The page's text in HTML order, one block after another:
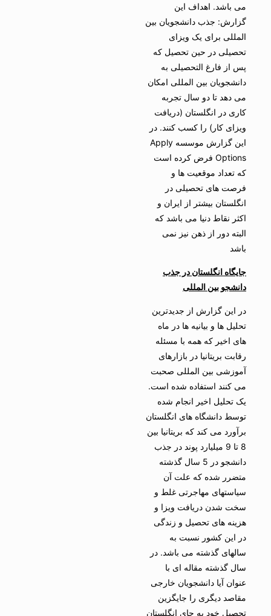
می باشد. اهداف این
گزارش: جذب دانشجویان بین
المللی برای یک ویزای
تحصیلی در حین تحصیل که
پس از فارغ التحصیلی به
دانشجویان بین المللی امکان
می دهد تا دو سال تجربه
کاری در انگلستان (دریافت
ویزای کار) را کسب کنند. در
این گزارش موسسه Apply
Options فرض کرده است
که تعداد موقعیت ها و
فرصت های تحصیلی در
انگلستان بیشتر از ایران و
اکثر نقاط دنیا می باشد که
البته دور از ذهن نیز نمی
باشد
جایگاه انگلستان در جذب
دانشجو بین المللی
در این گزارش از جدیدترین
تحلیل ها و بیانیه ها در ماه
های اخیر که همه با مسئله
رقابت بریتانیا در بازارهای
آموزشی بین المللی صحبت
می کنند استفاده شده است.
یک تحلیل اخیر انجام شده
توسط دانشگاه های انگلستان
برآورد می کند که بریتانیا بین
8 تا 9 میلیارد پوند در جذب
دانشجو در 5 سال گذشته
متضرر شده که علت آن
سیاستهای مهاجرتی غلط و
سخت شدن دریافت ویزا و
هزینه های تحصیل و زندگی
در این کشور نسبت به
سالهای گذشته می باشد. در
سال گذشته مقاله ای با
عنوان آیا دانشجویان خارجی
مقاصد دیگری را جایگزین
تحصیل خود به جای انگلستان